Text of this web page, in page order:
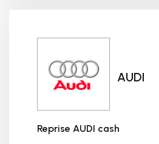
AUDI
Reprise AUDI cash